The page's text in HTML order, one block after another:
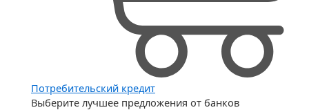
Потребительский кредит
Выберите лучшее предложения от банков